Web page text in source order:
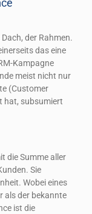
der Rahmen.
das eine
Kampagne
meist nicht nur
(Customer
hat, subsumiert
die Summe aller
Sie
Wobei eines
als der bekannte
ist die